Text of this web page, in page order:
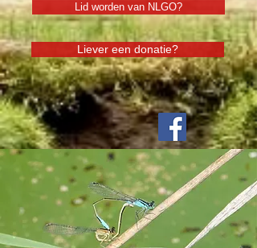
Lid worden van NLGO?
Liever een donatie?